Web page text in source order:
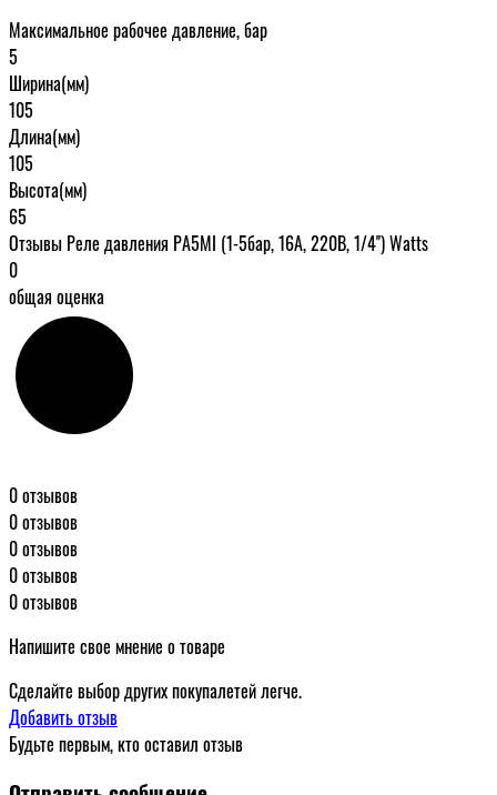
Максимальное рабочее давление, бар
5
Ширина(мм)
105
Длина(мм)
105
Высота(мм)
65
Отзывы Реле давления РА5МI (1-5бар, 16А, 220В, 1/4'') Watts
0
общая оценка
0 отзывов
0 отзывов
0 отзывов
0 отзывов
0 отзывов
Напишите свое мнение о товаре
Сделайте выбор других покупалетей легче.
Добавить отзыв
Будьте первым, кто оставил отзыв